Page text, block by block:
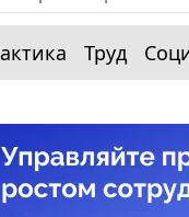
Труд